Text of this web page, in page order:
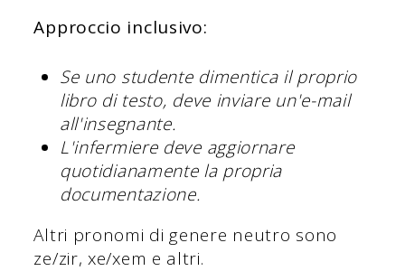
Approccio inclusivo:
Se uno studente dimentica il proprio
libro di testo, deve inviare un'e-mail
all'insegnante.
L'infermiere deve aggiornare
quotidianamente la propria
documentazione.
Altri pronomi di genere neutro sono
ze/zir, xe/xem e altri.